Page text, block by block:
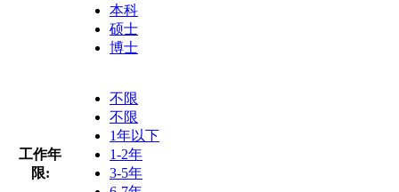
本科
硕士
博士
工作年
限:
不限
不限
1年以下
1-2年
3-5年